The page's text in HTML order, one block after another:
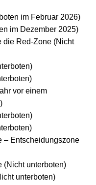
im Februar 2026)
im Dezember 2025)
die Red-Zone (Nicht
vor einem
– Entscheidungszone
(Nicht unterboten)
unterboten)